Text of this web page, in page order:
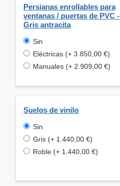
Persianas enrollables para
ventanas / puertas de PVC -
Gris antracita
Sin
Eléctricas (+ 3.850,00 €)
Manuales (+ 2.909,00 €)
Suelos de vinilo
Sin
Gris (+ 1.440,00 €)
Roble (+ 1.440,00 €)